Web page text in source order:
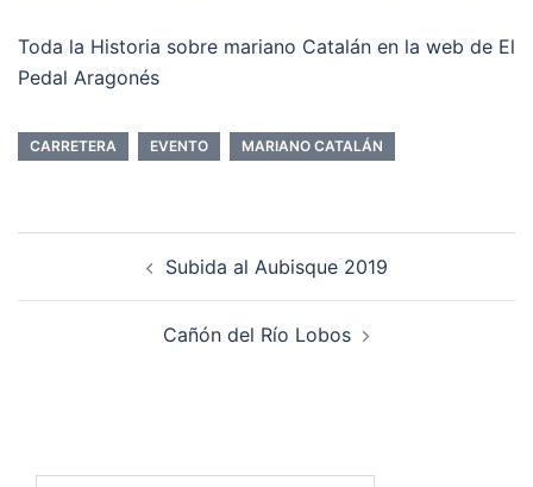
Toda la Historia sobre mariano Catalán en la web de El
Pedal Aragonés
CARRETERA EVENTO MARIANO CATALÁN
entradas
Subida al Aubisque 2019
Cañón del Río Lobos